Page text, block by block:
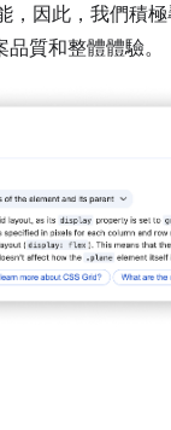
，因此，我們積極
質和整體體驗。